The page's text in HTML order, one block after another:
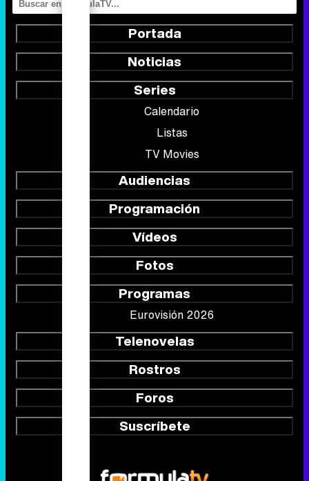
Portada
Noticias
Series
Calendario
Listas
TV Movies
Audiencias
Programación
Vídeos
Fotos
Programas
Eurovisión 2026
Telenovelas
Rostros
Foros
Suscríbete